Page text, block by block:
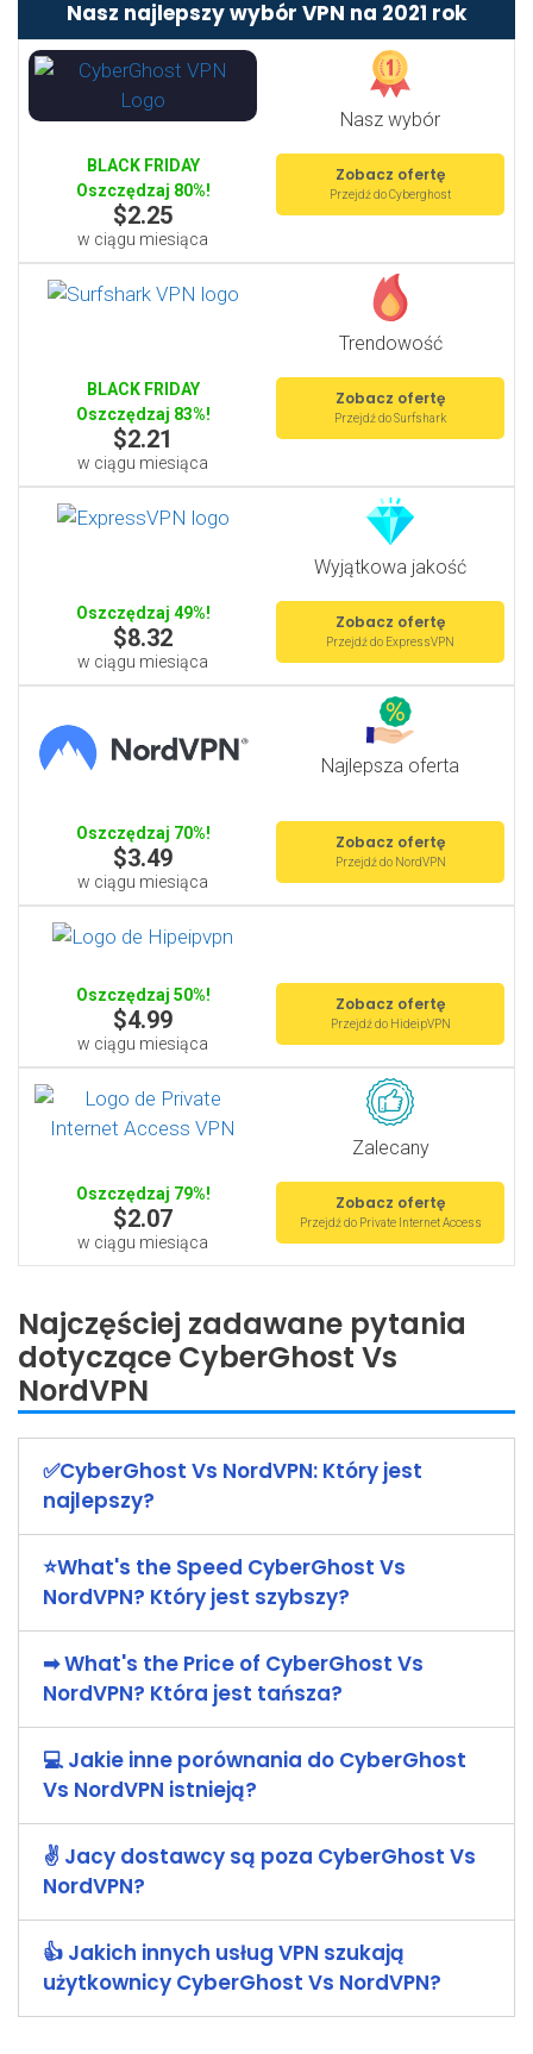
Nasz najlepszy wybór VPN na 2021 rok
Nasz wybór
BLACK FRIDAY
Oszczędzaj 80%!
$2.25
w ciągu miesiąca
Zobacz ofertę
Przejdź do Cyberghost
Trendowość
BLACK FRIDAY
Oszczędzaj 83%!
$2.21
w ciągu miesiąca
Zobacz ofertę
Przejdź do Surfshark
Wyjątkowa jakość
Oszczędzaj 49%!
$8.32
w ciągu miesiąca
Zobacz ofertę
Przejdź do ExpressVPN
Najlepsza oferta
Oszczędzaj 70%!
$3.49
w ciągu miesiąca
Zobacz ofertę
Przejdź do NordVPN
Oszczędzaj 50%!
$4.99
w ciągu miesiąca
Zobacz ofertę
Przejdź do HideipVPN
Zalecany
Oszczędzaj 79%!
$2.07
w ciągu miesiąca
Zobacz ofertę
Przejdź do Private Internet Access
Najczęściej zadawane pytania
dotyczące CyberGhost Vs
NordVPN
✅CyberGhost Vs NordVPN: Który jest
najlepszy?
⭐What's the Speed CyberGhost Vs
NordVPN? Który jest szybszy?
➡ ️What's the Price of CyberGhost Vs
NordVPN? Która jest tańsza?
💻 Jakie inne porównania do CyberGhost
Vs NordVPN istnieją?
✌ Jacy dostawcy są poza CyberGhost Vs
NordVPN?
👍 Jakich innych usług VPN szukają
użytkownicy CyberGhost Vs NordVPN?